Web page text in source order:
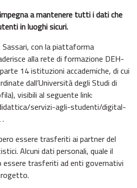
a mantenere tutti i dati che
in luoghi sicuri.
Sassari, con la piattaforma
alla rete di formazione DEH-
14 istituzioni accademiche, di cui
dall’Università degli Studi di
visibili al seguente link:
servizi-agli-studenti/digital-
.
essere trasferiti ai partner del
Alcuni dati personali, quale il
essere trasferiti ad enti governativi